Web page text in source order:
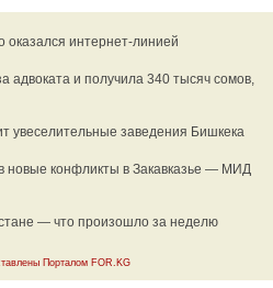
оказался интернет-линией
и получила 340 тысяч сомов,
увеселительные заведения Бишкека
новые конфликты в Закавказье — МИД
— что произошло за неделю
Порталом FOR.KG